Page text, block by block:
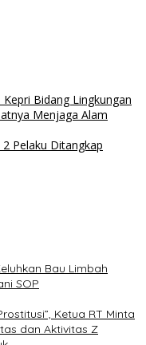
Bidang Lingkungan
Menjaga Alam
Pelaku Ditangkap
Bau Limbah
SOP
Ketua RT Minta
dan Aktivitas Z